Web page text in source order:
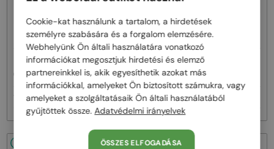
Dior—Napszemüvegek
CDIOR S1F - 35A0 D - 56
160 000 Ft
Dior — Napszemüvegek
DIORB23 S4I - 64A0 V - 56
145 000 Ft
48/72
Cookie-kat használunk a tartalom, a hirdetések
személyre szabására és a forgalom elemzésére.
Webhelyünk Ön általi használatára vonatkozó
információkat megosztjuk hirdetési és elemző
partnereinkkel is, akik egyesíthetik azokat más
információkkal, amelyeket Ön biztosított számukra, vagy
amelyeket a szolgáltatásaik Ön általi használatából
gyűjtöttek össze. Adatvédelmi irányelvek
ÖSSZES ELFOGADÁSA